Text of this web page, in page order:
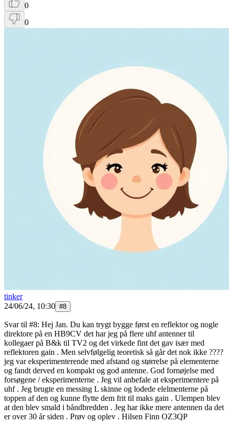
0
0
tinker
24/06/24, 10:30 #8
Svar til #8: Hej Jan. Du kan trygt bygge først en reflektor og nogle
direktore på en HB9CV det har jeg på flere uhf antenner til
kollegaer på B&k til TV2 og det virkede fint det gav især med
reflektoren gain . Men selvfølgelig teoretisk så går det nok ikke ????
jeg var eksperimenterende med afstand og størrelse på elementerne
og fandt derved en kompakt og god antenne. God fornøjelse med
forsøgene / eksperimenterne . Jeg vil anbefale at eksperimentere på
uhf . Jeg brugte en messing L skinne og lodede elelmenterne på
toppen af den og kunne flytte dem frit til maks gain . Ulempen blev
at den blev smald i båndbredden . Jeg har ikke mere antennen da det
er over 30 år siden . Prøv og oplev . Hilsen Finn OZ3QP